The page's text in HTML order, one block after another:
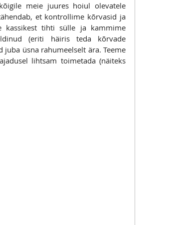
meie juures hoiul olevatele
et kontrollime kõrvasid ja
kassikest tihti sülle ja kammime
(eriti häiris teda kõrvade
üsna rahumeelselt ära. Teeme
lihtsam toimetada (näiteks